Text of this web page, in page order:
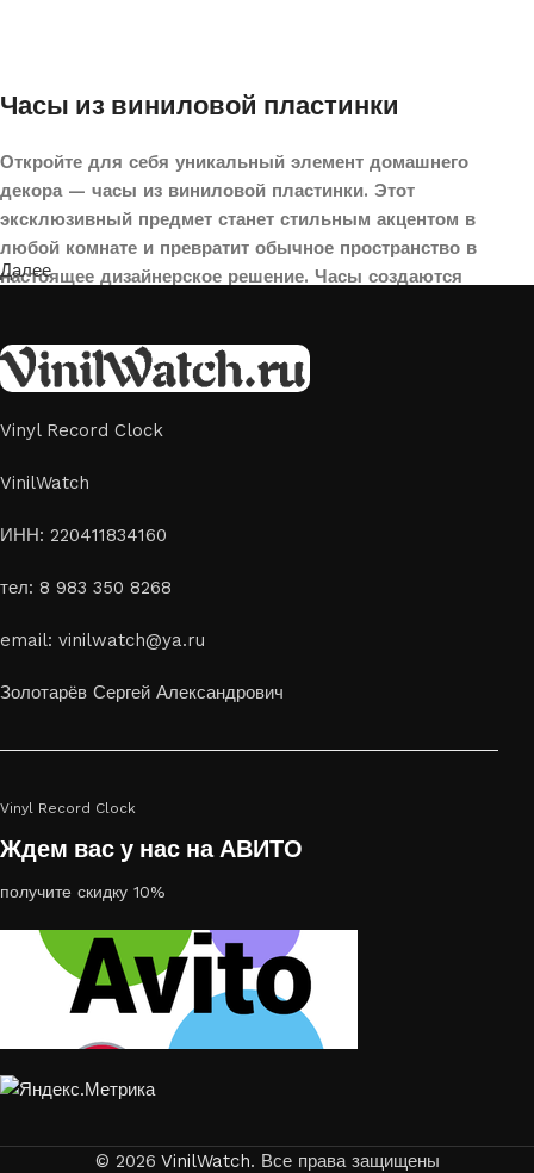
Часы из виниловой пластинки
Откройте для себя уникальный элемент домашнего
декора — часы из виниловой пластинки. Этот
эксклюзивный предмет станет стильным акцентом в
любой комнате и превратит обычное пространство в
настоящее дизайнерское решение. Часы создаются
аксессуар идеально подойдет для гостиной, спальни,
офиса или даже для оформления кафе, студии или
творческого пространства.
Картины на стекле и дереве
Лазерная гравировка на стекле или дереве, оригинальный
или украсить свой дом
украсить пространство, лазерная гравировка фото по дереву
Далее
Vinyl Record Clock
VinilWatch
ИНН: 220411834160
тел: 8 983 350 8268
email: vinilwatch@ya.ru
Золотарёв Сергей Александрович
Vinyl Record Clock
Ждем вас у нас на АВИТО
получите скидку 10%
© 2026 VinilWatch. Все права защищены